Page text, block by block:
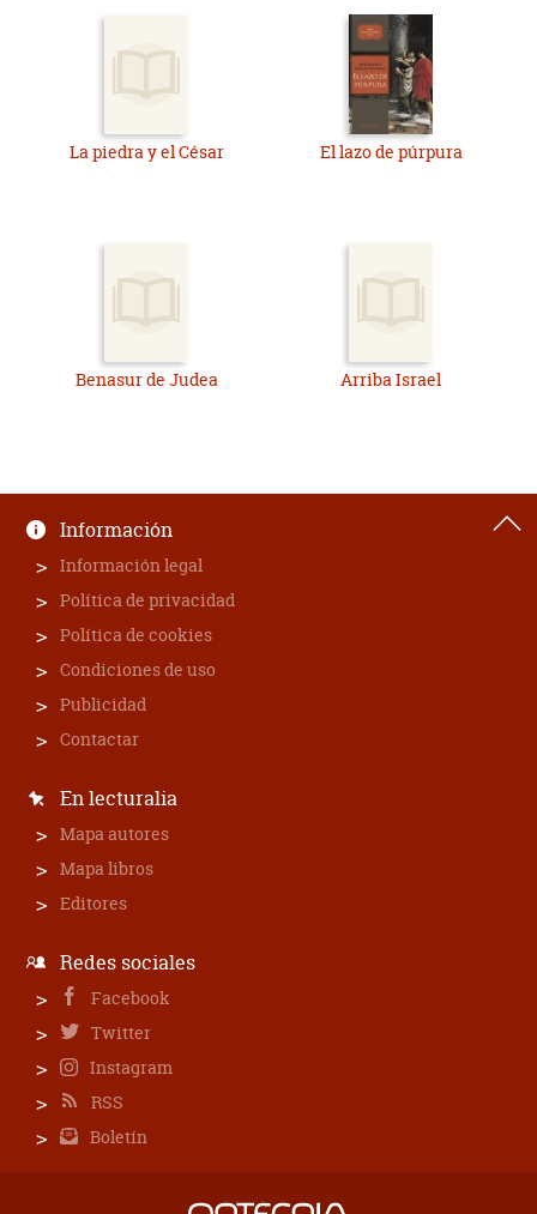
La piedra y el César El lazo de púrpura
Benasur de Judea Arriba Israel
Información
Información legal
Política de privacidad
Política de cookies
Condiciones de uso
Publicidad
Contactar
En lecturalia
Mapa autores
Mapa libros
Editores
Redes sociales
Facebook
Twitter
Instagram
RSS
Boletín